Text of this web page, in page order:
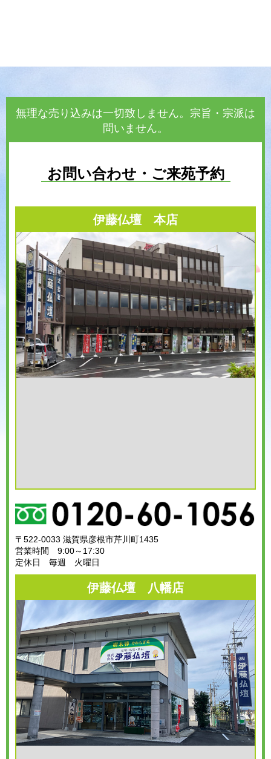
無理な売り込みは一切致しません。宗旨・宗派は
問いません。
お問い合わせ・ご来苑予約
伊藤仏壇 本店
〒522-0033 滋賀県彦根市芹川町1435
営業時間 9:00～17:30
定休日 毎週 火曜日
伊藤仏壇 八幡店